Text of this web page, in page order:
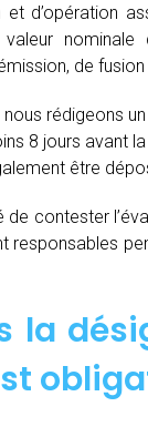
et d’opération
de
nous rédigeons
8 jours avant
être
contester
la